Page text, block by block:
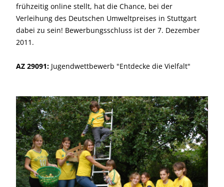
frühzeitig online stellt, hat die Chance, bei der
Verleihung des Deutschen Umweltpreises in Stuttgart
dabei zu sein! Bewerbungsschluss ist der 7. Dezember
2011.
AZ 29091: Jugendwettbewerb "Entdecke die Vielfalt"